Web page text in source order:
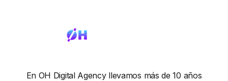
En OH Digital Agency llevamos más de 10 años